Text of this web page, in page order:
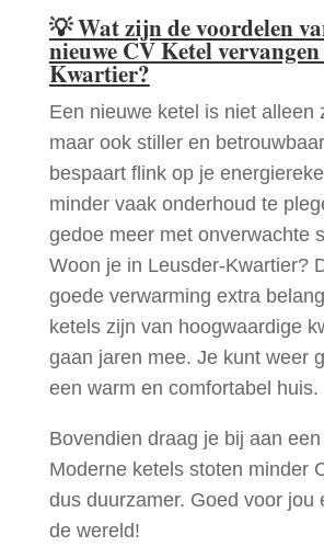
💡Wat zijn de voordelen
nieuwe CV Ketel
Kwartier?
Een nieuwe ketel is niet alleen
maar ook stiller en
bespaart flink op je
minder vaak onderhoud te
gedoe meer met onverwachte
Woon je in Leusder-Kwartier?
goede verwarming extra
ketels zijn van hoogwaardige
gaan jaren mee. Je kunt weer
een warm en comfortabel huis.
Bovendien draag je bij aan
Moderne ketels stoten minder
dus duurzamer. Goed voor jou
de wereld!